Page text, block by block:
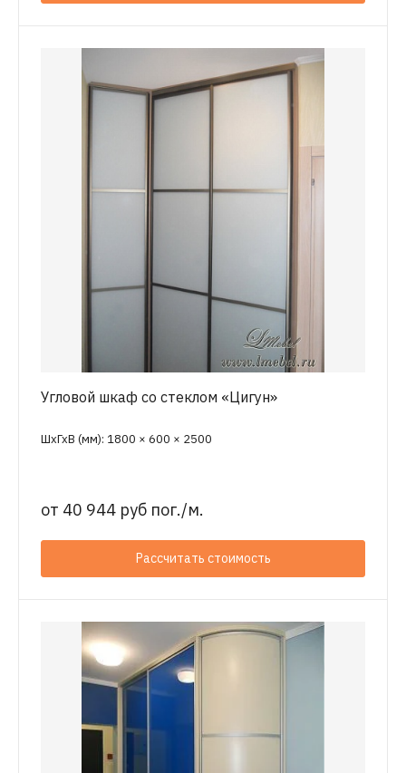
Угловой шкаф со стеклом «Цигун»
ШхГхВ (мм): 1800 × 600 × 2500
от 40 944 руб пог./м.
Рассчитать стоимость